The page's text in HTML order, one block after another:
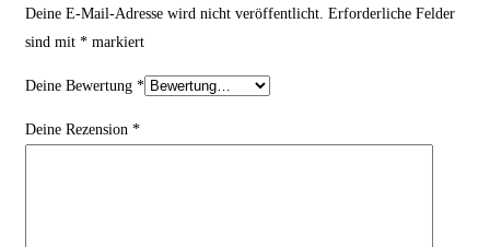
Deine E-Mail-Adresse wird nicht veröffentlicht. Erforderliche Felder
sind mit * markiert
Deine Bewertung *
Deine Rezension *